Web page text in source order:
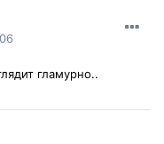
гламурно..